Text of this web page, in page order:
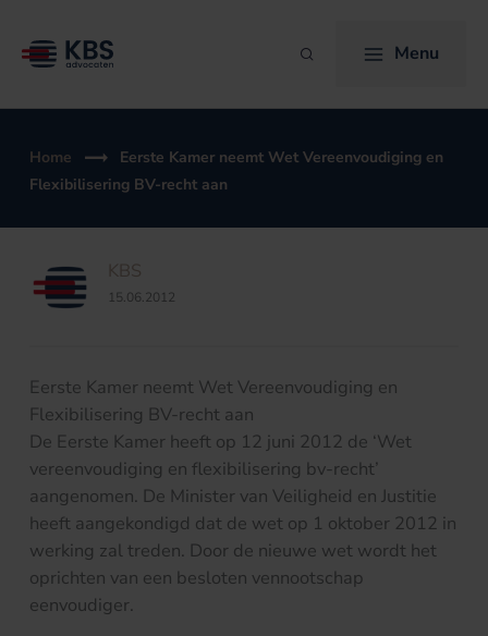
naar
Zoeken Menu
Home
Eerste Kamer neemt Wet Vereenvoudiging en
Flexibilisering BV-recht aan
KBS
15.06.2012
Eerste Kamer neemt Wet Vereenvoudiging en
Flexibilisering BV-recht aan
De Eerste Kamer heeft op 12 juni 2012 de ‘Wet
vereenvoudiging en flexibilisering bv-recht’
aangenomen. De Minister van Veiligheid en Justitie
heeft aangekondigd dat de wet op 1 oktober 2012 in
werking zal treden. Door de nieuwe wet wordt het
oprichten van een besloten vennootschap
eenvoudiger.